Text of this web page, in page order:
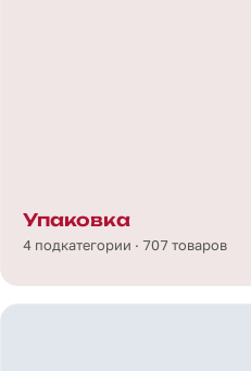
Упаковка
4 подкатегории · 707 товаров